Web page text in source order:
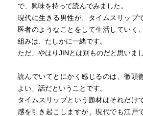
で、興味を持って読んでみました。
現代に生きる男性が、タイムスリップ
医者のようなことをして生活していく
組みは、たしかに一緒です。
ただ、やはりJINとは別ものだと思いまし
読んでいてとにかく感じるのは、徹頭
よい」話だということです。
タイムスリップという題材はそれだけ
感を引き起こしますが、現代でも江戸